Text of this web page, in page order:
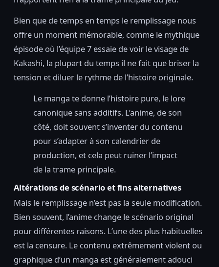
Bien que de temps en temps le remplissage nous
offre un moment mémorable, comme le mythique
épisode où l’équipe 7 essaie de voir le visage de
Kakashi, la plupart du temps il ne fait que briser la
tension et diluer le rythme de l’histoire originale.
Le manga te donne l’histoire pure, le lore
canonique sans additifs. L’anime, de son
côté, doit souvent s’inventer du contenu
pour s’adapter à son calendrier de
production, et cela peut ruiner l’impact
de la trame principale.
Altérations de scénario et fins alternatives
Mais le remplissage n’est pas la seule modification.
Bien souvent, l’anime change le scénario original
pour différentes raisons. L’une des plus habituelles
est la censure. Le contenu extrêmement violent ou
graphique d’un manga est généralement adouci